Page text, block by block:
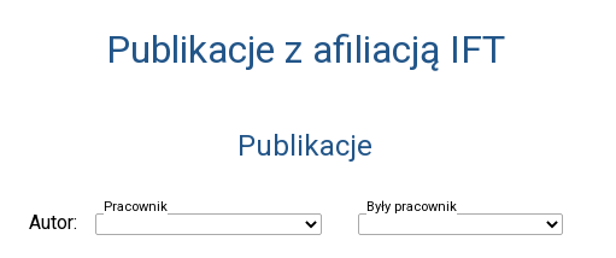
Publikacje z afiliacją IFT
Publikacje
Autor:
Pracownik Były pracownik